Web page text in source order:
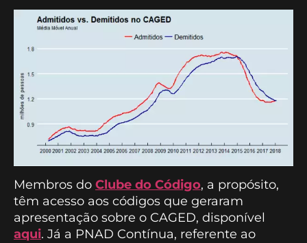
Membros do Clube do Código, a propósito,
têm acesso aos códigos que geraram
apresentação sobre o CAGED, disponível
aqui. Já a PNAD Contínua, referente ao